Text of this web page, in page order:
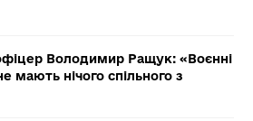
Володимир Ращук: «Воєнні
мають нічого спільного з